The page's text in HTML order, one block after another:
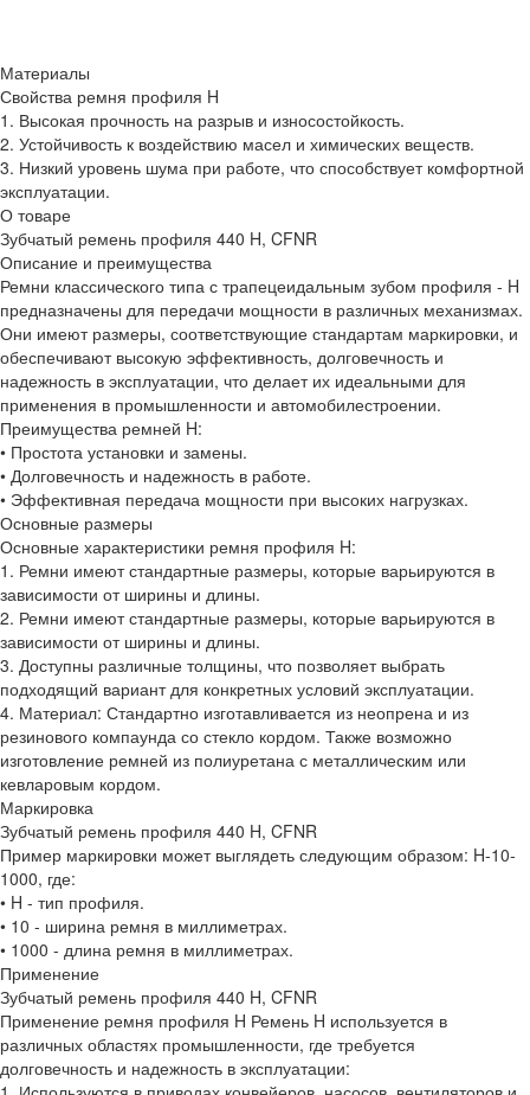
Материалы
Свойства ремня профиля H
1. Высокая прочность на разрыв и износостойкость.
2. Устойчивость к воздействию масел и химических веществ.
3. Низкий уровень шума при работе, что способствует комфортной
эксплуатации.
О товаре
Зубчатый ремень профиля 440 H, CFNR
Описание и преимущества
Ремни классического типа с трапецеидальным зубом профиля - H
предназначены для передачи мощности в различных механизмах.
Они имеют размеры, соответствующие стандартам маркировки, и
обеспечивают высокую эффективность, долговечность и
надежность в эксплуатации, что делает их идеальными для
применения в промышленности и автомобилестроении.
Преимущества ремней H:
• Простота установки и замены.
• Долговечность и надежность в работе.
• Эффективная передача мощности при высоких нагрузках.
Основные размеры
Основные характеристики ремня профиля H:
1. Ремни имеют стандартные размеры, которые варьируются в
зависимости от ширины и длины.
2. Ремни имеют стандартные размеры, которые варьируются в
зависимости от ширины и длины.
3. Доступны различные толщины, что позволяет выбрать
подходящий вариант для конкретных условий эксплуатации.
4. Материал: Стандартно изготавливается из неопрена и из
резинового компаунда со стекло кордом. Также возможно
изготовление ремней из полиуретана с металлическим или
кевларовым кордом.
Маркировка
Зубчатый ремень профиля 440 H, CFNR
Пример маркировки может выглядеть следующим образом: H-10-
1000, где:
• H - тип профиля.
• 10 - ширина ремня в миллиметрах.
• 1000 - длина ремня в миллиметрах.
Применение
Зубчатый ремень профиля 440 H, CFNR
Применение ремня профиля H Ремень H используется в
различных областях промышленности, где требуется
долговечность и надежность в эксплуатации: